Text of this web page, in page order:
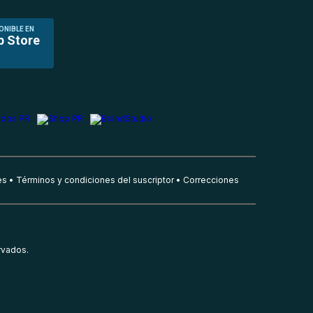
EN
Store
Términos y condiciones del suscriptor Correcciones